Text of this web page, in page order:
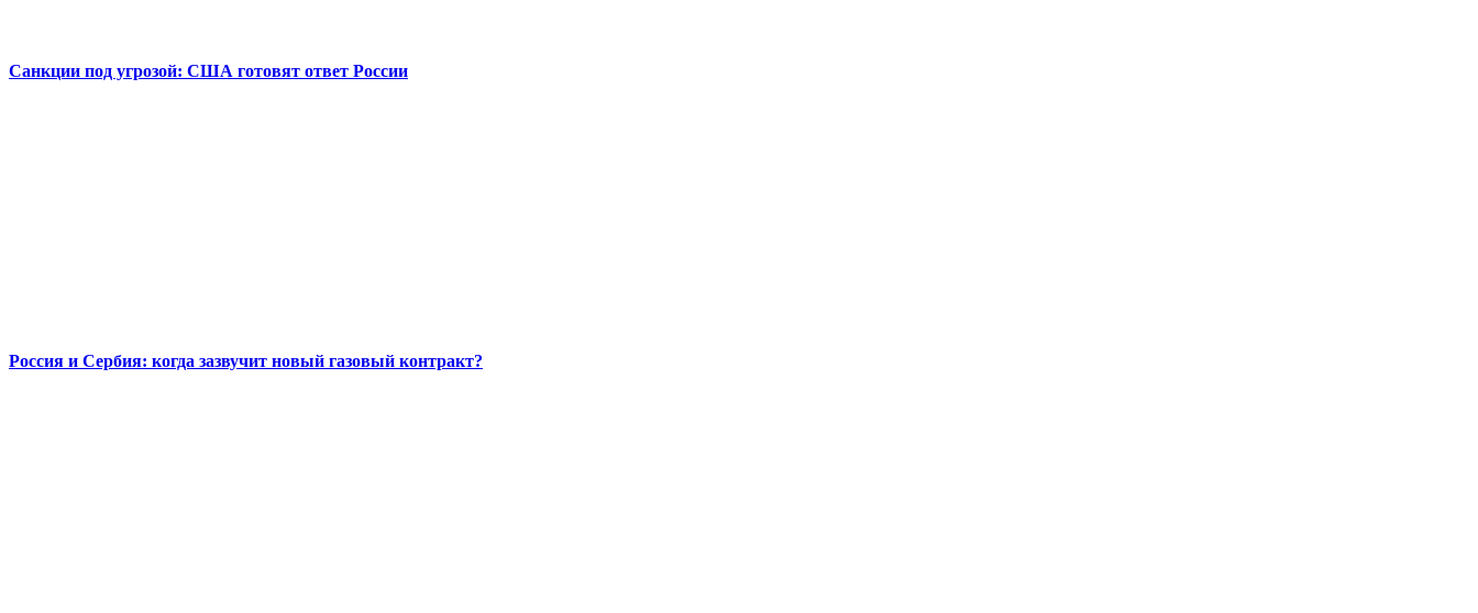
Санкции под угрозой: США готовят ответ России
Россия и Сербия: когда зазвучит новый газовый контракт?